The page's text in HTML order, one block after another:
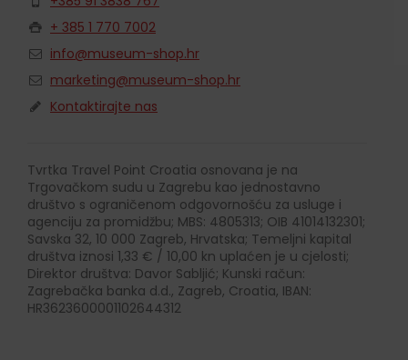
+ 385 1 770 7002
info@museum-shop.hr
marketing@museum-shop.hr
Kontaktirajte nas
Tvrtka Travel Point Croatia osnovana je na
Trgovačkom sudu u Zagrebu kao jednostavno
društvo s ograničenom odgovornošću za usluge i
agenciju za promidžbu; MBS: 4805313; OIB 41014132301;
Savska 32, 10 000 Zagreb, Hrvatska; Temeljni kapital
društva iznosi 1,33 € / 10,00 kn uplaćen je u cjelosti;
Direktor društva: Davor Sabljić; Kunski račun:
Zagrebačka banka d.d., Zagreb, Croatia, IBAN:
HR3623600001102644312